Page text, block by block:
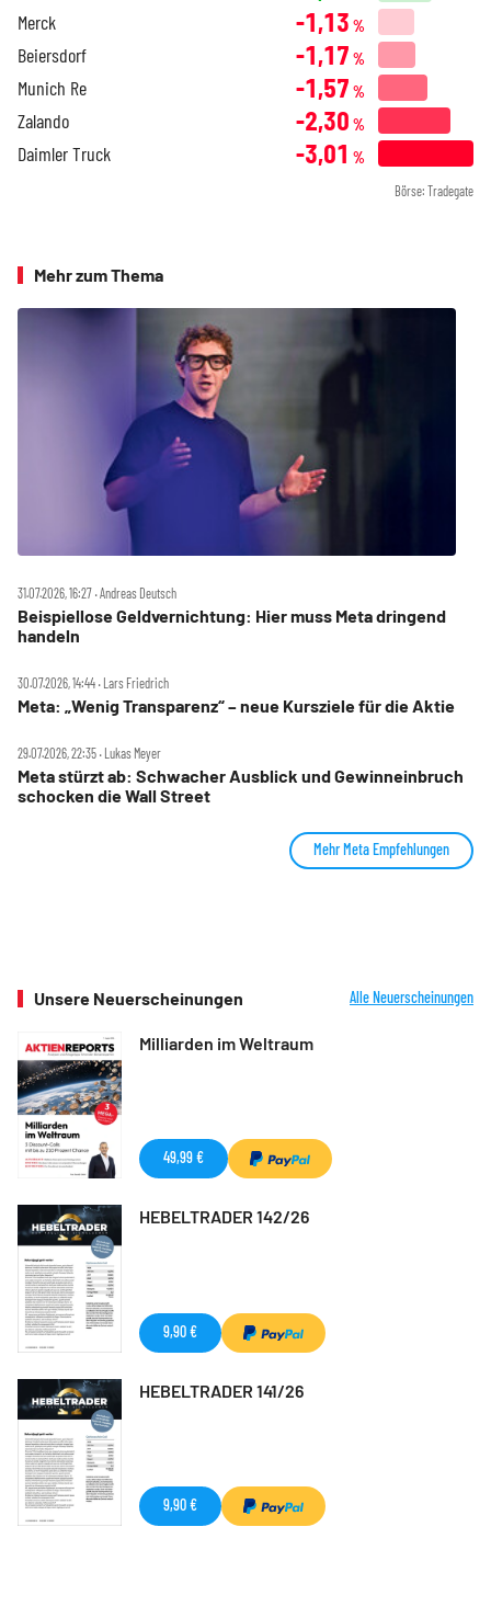
Merck -1,13 %
Beiersdorf -1,17 %
Munich Re -1,57 %
Zalando -2,30 %
Daimler Truck -3,01 %
Börse: Tradegate
Mehr zum Thema
31.07.2026, 16:27 ‧ Andreas Deutsch
Beispiellose Geldvernichtung: Hier muss Meta dringend
handeln
30.07.2026, 14:44 ‧ Lars Friedrich
Meta: „Wenig Transparenz“ – neue Kursziele für die Aktie
29.07.2026, 22:35 ‧ Lukas Meyer
Meta stürzt ab: Schwacher Ausblick und Gewinneinbruch
schocken die Wall Street
Mehr Meta Empfehlungen
Unsere Neuerscheinungen Alle Neuerscheinungen
Milliarden im Weltraum
49,99 €
HEBELTRADER 142/26
9,90 €
HEBELTRADER 141/26
9,90 €